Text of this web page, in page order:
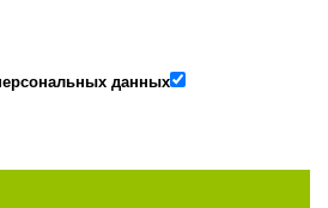
данных